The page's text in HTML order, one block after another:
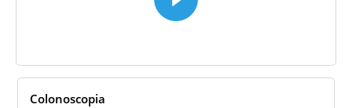
Colonoscopia